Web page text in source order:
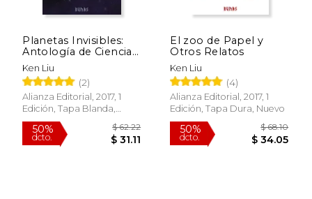
Planetas Invisibles:
Antología de Ciencia
Ficción China
Contemporánea
Ken Liu
(2)
Alianza Editorial, 2017, 1
Edición, Tapa Blanda,
Nuevo
El zoo de Papel y
Otros Relatos
Ken Liu
(4)
Alianza Editorial, 2017, 1
Edición, Tapa Dura, Nuevo